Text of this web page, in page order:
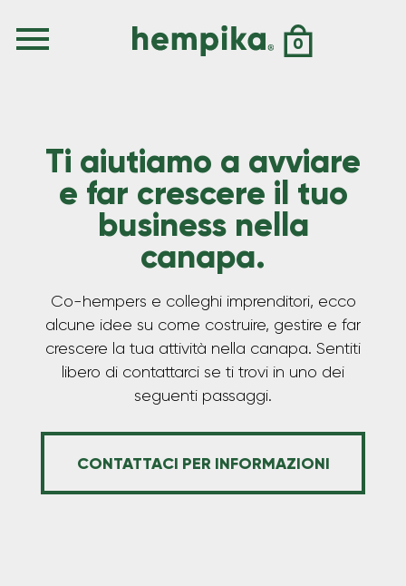
0
Ti aiutiamo a avviare
e far crescere il tuo
business nella
canapa.
Co-hempers e colleghi imprenditori, ecco
alcune idee su come costruire, gestire e far
crescere la tua attività nella canapa. Sentiti
libero di contattarci se ti trovi in uno dei
seguenti passaggi.
CONTATTACI PER INFORMAZIONI